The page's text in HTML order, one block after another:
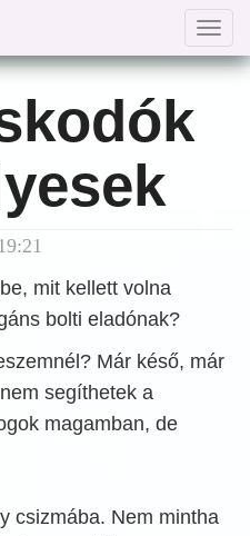
mit kellett volna
bolti eladónak?
Már késő, már
segíthetek a
magamban, de
csizmába. Nem mintha